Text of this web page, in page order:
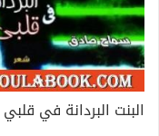
البنت البردانة في قلبي